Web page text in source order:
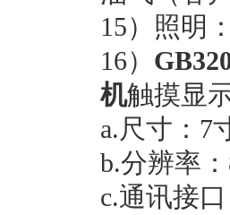
15）照明
16）
机触摸显
a.尺寸：7
b.分辨率
c.通讯接